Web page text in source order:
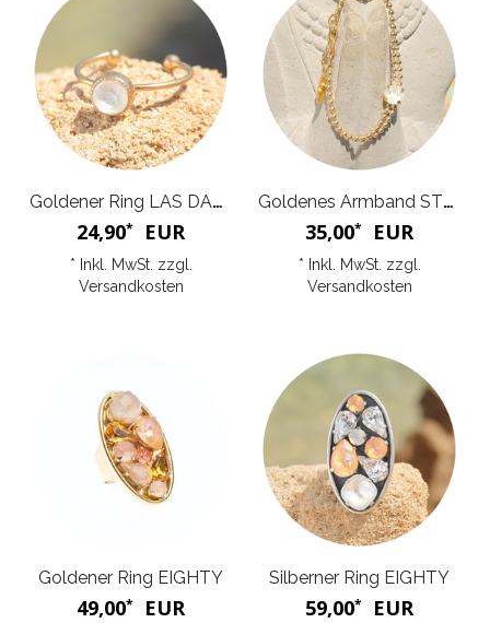
Goldener Ring LAS DALIAS
24,90* EUR
* Inkl. MwSt. zzgl.
Versandkosten
Goldenes Armband STELLA
35,00* EUR
* Inkl. MwSt. zzgl.
Versandkosten
Goldener Ring EIGHTY
49,00* EUR
Silberner Ring EIGHTY
59,00* EUR